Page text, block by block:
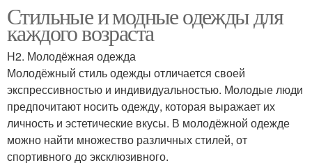
Одежда для взрослых Классическая одежда
Современная одежда Консервативная одежда
Стильные и модные одежды для
каждого возраста
H2. Молодёжная одежда
Молодёжный стиль одежды отличается своей
экспрессивностью и индивидуальностью. Молодые люди
предпочитают носить одежду, которая выражает их
личность и эстетические вкусы. В молодёжной одежде
можно найти множество различных стилей, от
спортивного до эксклюзивного.